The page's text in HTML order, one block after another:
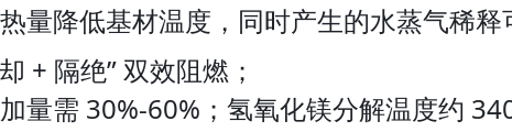
量降低基材温度，同时产生的水蒸气稀释
+ 隔绝” 双效阻燃；
量需 30%-60%；氢氧化镁分解温度约